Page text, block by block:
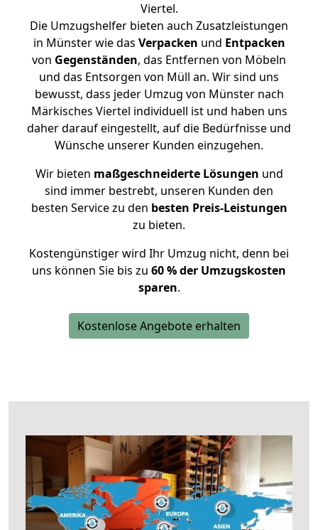
Viertel.
Die Umzugshelfer bieten auch Zusatzleistungen
in Münster wie das Verpacken und Entpacken
von Gegenständen, das Entfernen von Möbeln
und das Entsorgen von Müll an. Wir sind uns
bewusst, dass jeder Umzug von Münster nach
Märkisches Viertel individuell ist und haben uns
daher darauf eingestellt, auf die Bedürfnisse und
Wünsche unserer Kunden einzugehen.
Wir bieten maßgeschneiderte Lösungen und
sind immer bestrebt, unseren Kunden den
besten Service zu den besten Preis-Leistungen
zu bieten.
Kostengünstiger wird Ihr Umzug nicht, denn bei
uns können Sie bis zu 60 % der Umzugskosten
sparen.
Kostenlose Angebote erhalten